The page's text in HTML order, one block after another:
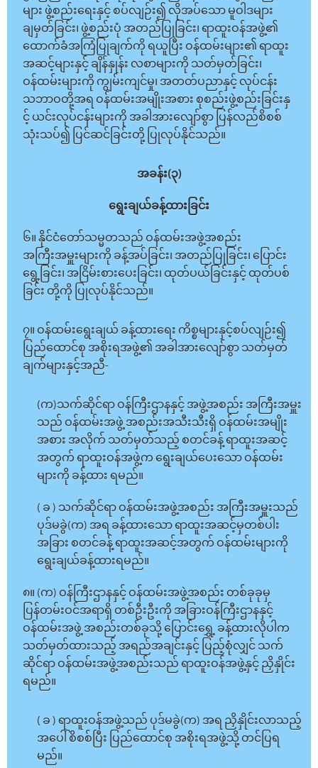
များ ဖွဲ့စည်းရေးနှင့် စပ်လျဉ်း၍ လိုအပ်သော မူဝါဒများ
ချမှတ်ခြင်း၊ ဖွဲ့စည်းပုံ အတည်ပြုခြင်း၊ ရာထူးဝန်အဖွဲ့၏
ထောက်ခံအကြံပြုချက်ကို ရယူပြီး ဝန်ထမ်းများ၏ ရာထူး
အဆင့်များနှင့် ချိန်နှုန်း လစာများကို သတ်မှတ်ခြင်း၊
ဝန်ထမ်းများကို ကျွမ်းကျင်မှု၊ အတတ်ပညာနှင့် လုပ်ငန်း
သဘာဝတို့အရ ဝန်ထမ်းအမျိုးအစား စုစည်းဖွဲ့စည်းခြင်းနှ
င့် ယင်းလုပ်ငန်းများကို အခါအားလျော်စွာ ပြန်လည်စိစစ်
သုံးသပ်၍ ပြင်ဆင်ခြင်းတို့ ပြုလုပ်နိုင်သည်။
အခန်း(၃)
ရွေးချယ်ခန့်ထားခြင်း
၆။ နိုင်ငံတော်သမ္မတသည် ဝန်ထမ်းအဖွဲ့အစည်း
အကြီးအမှူးများကို ခန့်အပ်ခြင်း၊ အတည်ပြုခြင်း၊ ပြောင်း
ရွေ့ခြင်း၊ အငြိမ်းစားပေးခြင်း၊ ထုတ်ပယ်ခြင်းနှင့် ထုတ်ပစ်
ခြင်း တို့ကို ပြုလုပ်နိုင်သည်။
၇။ ဝန်ထမ်းရွေးချယ် ခန့်ထားရေး ကိစ္စများနှင့်စပ်လျဉ်း၍
ပြည်ထောင်စု အစိုးရအဖွဲ့၏ အခါအားလျော်စွာ သတ်မှတ်
ချက်များနှင့်အညီ-
(က)သက်ဆိုင်ရာ ဝန်ကြီးဌာနနှင့် အဖွဲ့အစည်း အကြီးအမှူး
သည် ဝန်ထမ်းအဖွဲ့ အစည်းအသီးသီးရှိ ဝန်ထမ်းအမျိုး
အစား အလိုက် သတ်မှတ်သည့် စတင်ခန့် ရာထူးအဆင့်
အတွက် ရာထူးဝန်အဖွဲ့က ရွေးချယ်ပေးသော ဝန်ထမ်း
များကို ခန့်ထား ရမည်။
( ခ ) သက်ဆိုင်ရာ ဝန်ထမ်းအဖွဲ့အစည်း အကြီးအမှူးသည်
ပုဒ်မခွဲ(က) အရ ခန့်ထားသော ရာထူးအဆင့်မှတစ်ပါး
အခြား စတင်ခန့် ရာထူးအဆင့်အတွက် ဝန်ထမ်းများကို
ရွေးချယ်ခန့်ထားရမည်။
၈။ (က) ဝန်ကြီးဌာနနှင့် ဝန်ထမ်းအဖွဲ့အစည်း တစ်ခုခုမှ
ပြန်တမ်းဝင်အရာရှိ တစ်ဦးဦးကို အခြားဝန်ကြီးဌာနနှင့်
ဝန်ထမ်းအဖွဲ့ အစည်းတစ်ခုသို့ ပြောင်းရွှေ့ ခန့်ထားလိုပါက
သတ်မှတ်ထားသည့် အရည်အချင်းနှင့် ပြည့်စုံလျှင် သက်
ဆိုင်ရာ ဝန်ထမ်းအဖွဲ့အစည်းသည် ရာထူးဝန်အဖွဲ့နှင့် ညှိနှိုင်း
ရမည်။
( ခ ) ရာထူးဝန်အဖွဲ့သည် ပုဒ်မခွဲ(က) အရ ညှိနှိုင်းလာသည့်
အပေါ် စိစစ်ပြီး ပြည်ထောင်စု အစိုးရအဖွဲ့သို့ တင်ပြရ
မည်။